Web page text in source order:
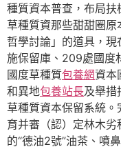
種質資本普查，布局扶
草種質資那些甜甜圈
哲學討論」的道具，現
施保留庫、209處國度
國度草種質包養網資本
和異地包養站長及舉措
草種質資本保留系統
育并審（認）定林木
的“德油2號”油茶、噴